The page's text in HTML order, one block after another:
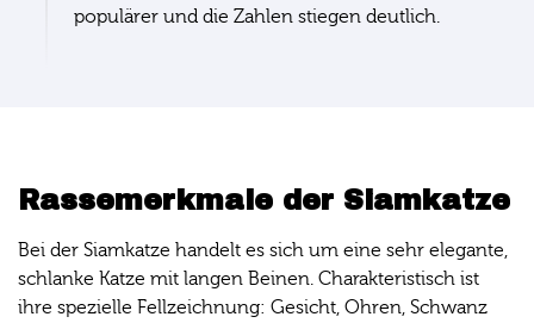
populärer und die Zahlen stiegen deutlich.
Rassemerkmale der Siamkatze
Bei der Siamkatze handelt es sich um eine sehr elegante,
schlanke Katze mit langen Beinen. Charakteristisch ist
ihre spezielle Fellzeichnung: Gesicht, Ohren, Schwanz